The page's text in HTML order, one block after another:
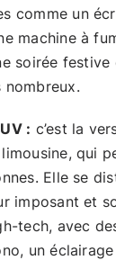
comme un
machine à
soirée festive
nombreux.
: c’est la
qui
Elle se
imposant et
tech, avec
un